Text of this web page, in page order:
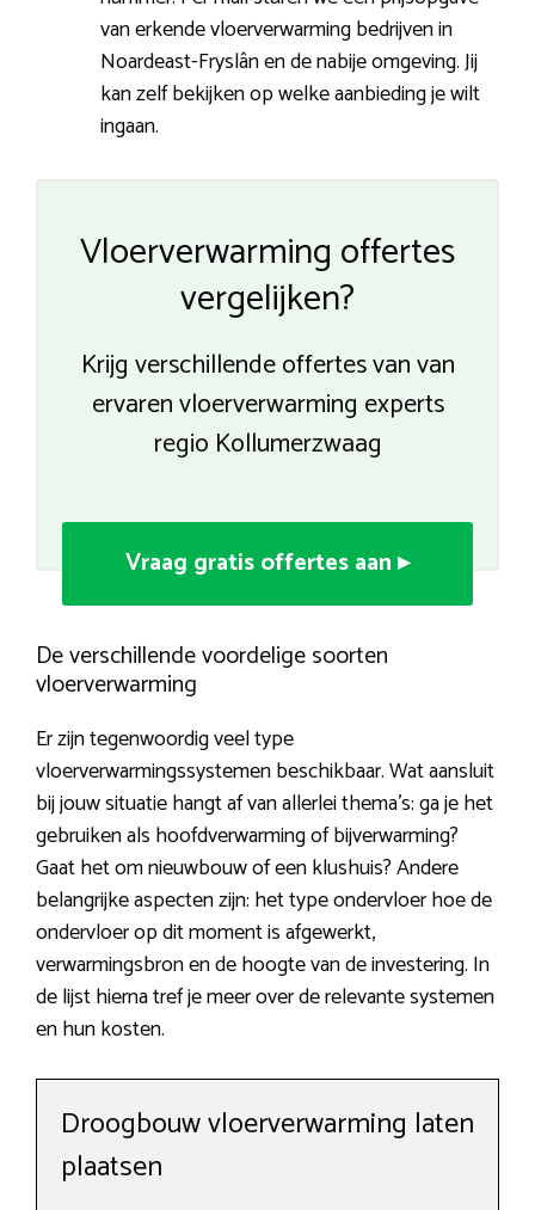
van erkende vloerverwarming bedrijven in
Noardeast-Fryslân en de nabije omgeving. Jij
kan zelf bekijken op welke aanbieding je wilt
ingaan.
Vloerverwarming offertes
vergelijken?
Krijg verschillende offertes van van
ervaren vloerverwarming experts
regio Kollumerzwaag
Vraag gratis offertes aan ▸
De verschillende voordelige soorten
vloerverwarming
Er zijn tegenwoordig veel type
vloerverwarmingssystemen beschikbaar. Wat aansluit
bij jouw situatie hangt af van allerlei thema’s: ga je het
gebruiken als hoofdverwarming of bijverwarming?
Gaat het om nieuwbouw of een klushuis? Andere
belangrijke aspecten zijn: het type ondervloer hoe de
ondervloer op dit moment is afgewerkt,
verwarmingsbron en de hoogte van de investering. In
de lijst hierna tref je meer over de relevante systemen
en hun kosten.
Droogbouw vloerverwarming laten
plaatsen